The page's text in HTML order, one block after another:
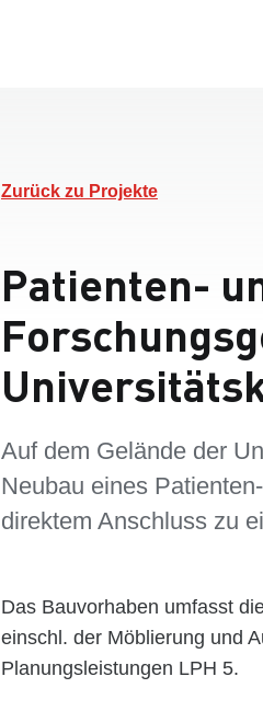
Zurück zu Projekte
Patienten-
Auf dem Gelände der
Neubau eines
direktem Anschluss zu
Das Bauvorhaben umfasst
einschl. der Möblierung und
Planungsleistungen LPH 5.